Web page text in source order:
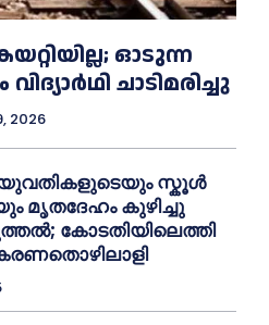
ഓടുന്ന
ചാടിമരിച്ചു
2026
യുവതികളുടെയും സ്കൂൾ
മൃതദേഹം കുഴിച്ചു
കോടതിയിലെത്തി